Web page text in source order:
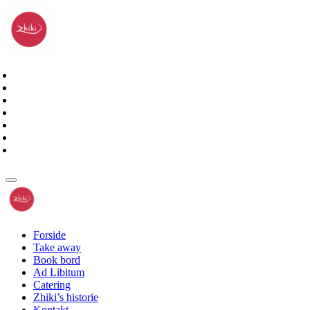
Forside
Take away
Book bord
Ad Libitum
Catering
Zhiki’s historie